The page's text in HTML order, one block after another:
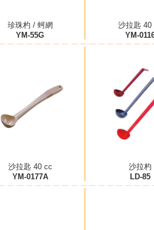
珍珠杓 / 蚵網
YM-55G
沙拉匙 40
YM-
沙拉匙 40 cc
YM-0177A
沙拉杓
LD-85